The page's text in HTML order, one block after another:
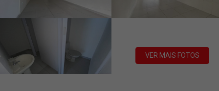
VER MAIS FOTOS